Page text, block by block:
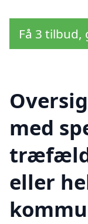
Få 3
med
eller